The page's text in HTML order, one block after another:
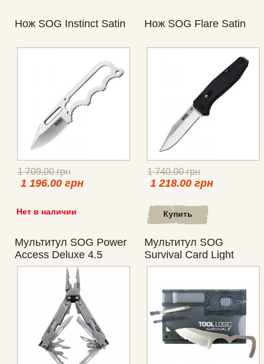
Нож SOG Instinct Satin
1 709.00 грн
1 196.00 грн
Нет в наличии
Нож SOG Flare Satin
1 740.00 грн
1 218.00 грн
Купить
Мультитул SOG Power
Access Deluxe 4.5
Мультитул SOG
Survival Card Light